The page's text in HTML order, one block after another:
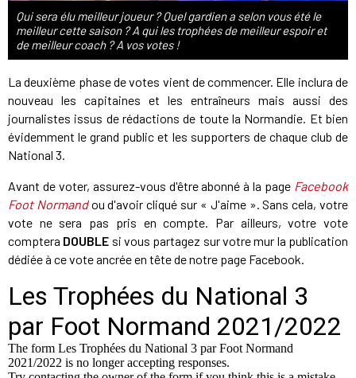
Qui sera élu meilleur joueur ? Quel gardien a selon vous été le
meilleur cette saison ? A qui les trophées de meilleur espoir et
de meilleur coach ? A vos votes !
La deuxième phase de votes vient de commencer. Elle inclura de
nouveau les capitaines et les entraîneurs mais aussi des
journalistes issus de rédactions de toute la Normandie. Et bien
évidemment le grand public et les supporters de chaque club de
National 3.
Avant de voter, assurez-vous d'être abonné à la page Facebook
Foot Normandou d'avoir cliqué sur « J'aime ». Sans cela, votre
vote ne sera pas pris en compte. Par ailleurs, votre vote
comptera DOUBLE si vous partagez sur votre mur la publication
dédiée à ce vote ancrée en tête de notre page Facebook.